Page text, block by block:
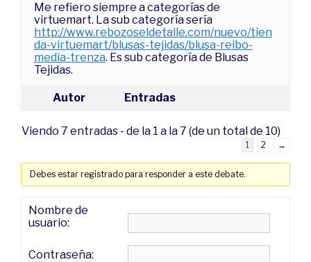
Me refiero siempre a categorías de
virtuemart. La sub categoría sería
http://www.rebozoseldetalle.com/nuevo/tien
da-virtuemart/blusas-tejidas/blusa-reibo-
media-trenza. Es sub categoría de Blusas
Tejidas.
Autor Entradas
Viendo 7 entradas - de la 1 a la 7 (de un total de 10)
1 2 →
Debes estar registrado para responder a este debate.
Nombre de
usuario:
Contraseña: